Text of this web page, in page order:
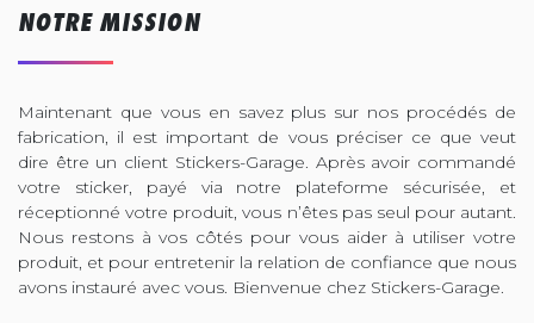
NOTRE MISSION
Maintenant que vous en savez plus sur nos procédés de
fabrication, il est important de vous préciser ce que veut
dire être un client Stickers-Garage. Après avoir commandé
votre sticker, payé via notre plateforme sécurisée, et
réceptionné votre produit, vous n’êtes pas seul pour autant.
Nous restons à vos côtés pour vous aider à utiliser votre
produit, et pour entretenir la relation de confiance que nous
avons instauré avec vous. Bienvenue chez Stickers-Garage.